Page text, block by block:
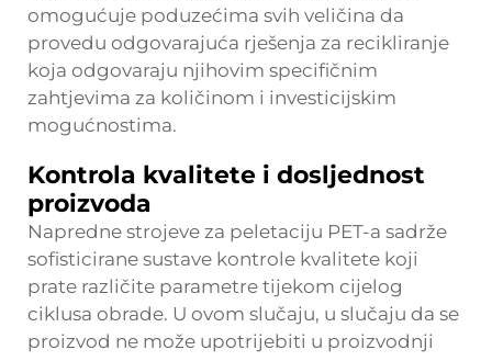
omogućuje poduzećima svih veličina da
provedu odgovarajuća rješenja za recikliranje
koja odgovaraju njihovim specifičnim
zahtjevima za količinom i investicijskim
mogućnostima.
Kontrola kvalitete i dosljednost
proizvoda
Napredne strojeve za peletaciju PET-a sadrže
sofisticirane sustave kontrole kvalitete koji
prate različite parametre tijekom cijelog
ciklusa obrade. U ovom slučaju, u slučaju da se
proizvod ne može upotrijebiti u proizvodnji